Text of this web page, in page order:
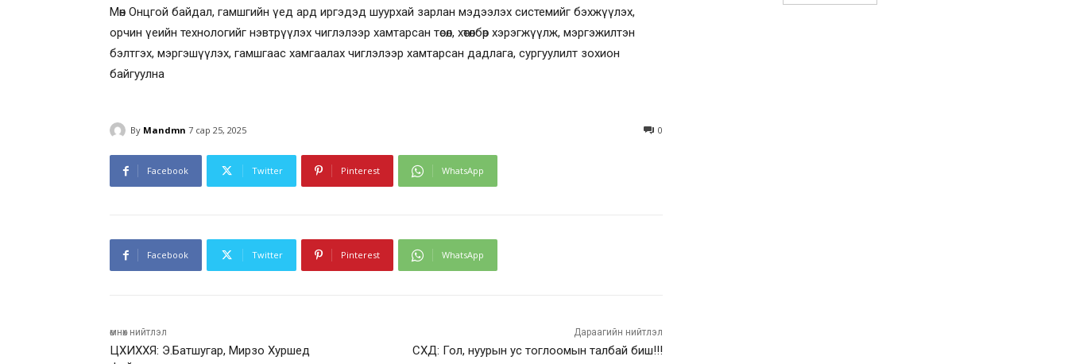
Мөн Онцгой байдал, гамшгийн үед ард иргэдэд шуурхай зарлан мэдээлэх системийг бэхжүүлэх,
орчин үеийн технологийг нэвтрүүлэх чиглэлээр хамтарсан төсөл, хөтөлбөр хэрэгжүүлж, мэргэжилтэн
бэлтгэх, мэргэшүүлэх, гамшгаас хамгаалах чиглэлээр хамтарсан дадлага, сургуулилт зохион
байгуулна
By Mandmn 7 сар 25, 2025 0
Facebook Twitter Pinterest WhatsApp
Facebook Twitter Pinterest WhatsApp
өмнөх нийтлэл
ЦХИХХЯ: Э.Батшугар, Мирзо Хуршед
Дараагийн нийтлэл
СХД: Гол, нуурын ус тоглоомын талбай биш!!!